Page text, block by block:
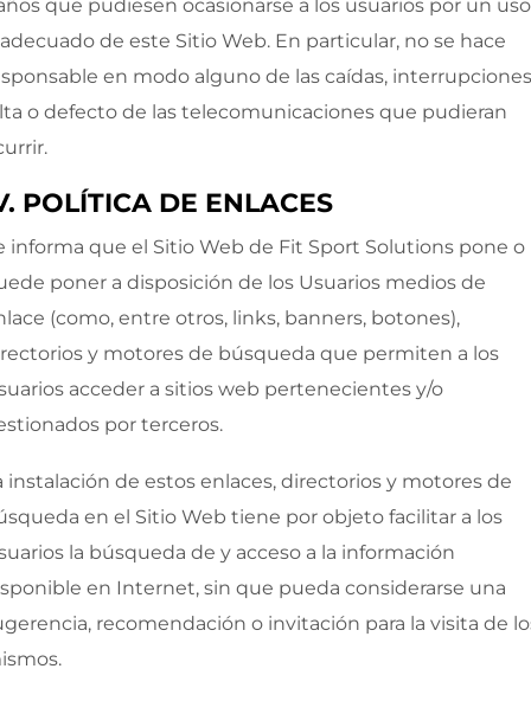
que pudiesen ocasionarse a los usuarios por un uso
de este Sitio Web. En particular, no se hace
en modo alguno de las caídas,
o defecto de las telecomunicaciones que pudieran
POLÍTICA DE ENLACES
informa que el Sitio Web de Fit Sport Solutions pone o
poner a disposición de los Usuarios medios de
(como, entre otros, links, banners, botones),
y motores de búsqueda que permiten a los
acceder a sitios web pertenecientes y/o
por terceros.
instalación de estos enlaces, directorios y motores de
en el Sitio Web tiene por objeto facilitar a los
la búsqueda de y acceso a la información
en Internet, sin que pueda considerarse una
recomendación o invitación para la visita de